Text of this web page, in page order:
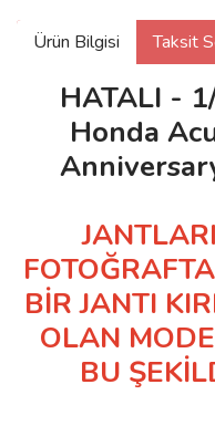
Ürün Bilgisi Taksit
HATALI -
Honda
BİR JANTI
OLAN
BU